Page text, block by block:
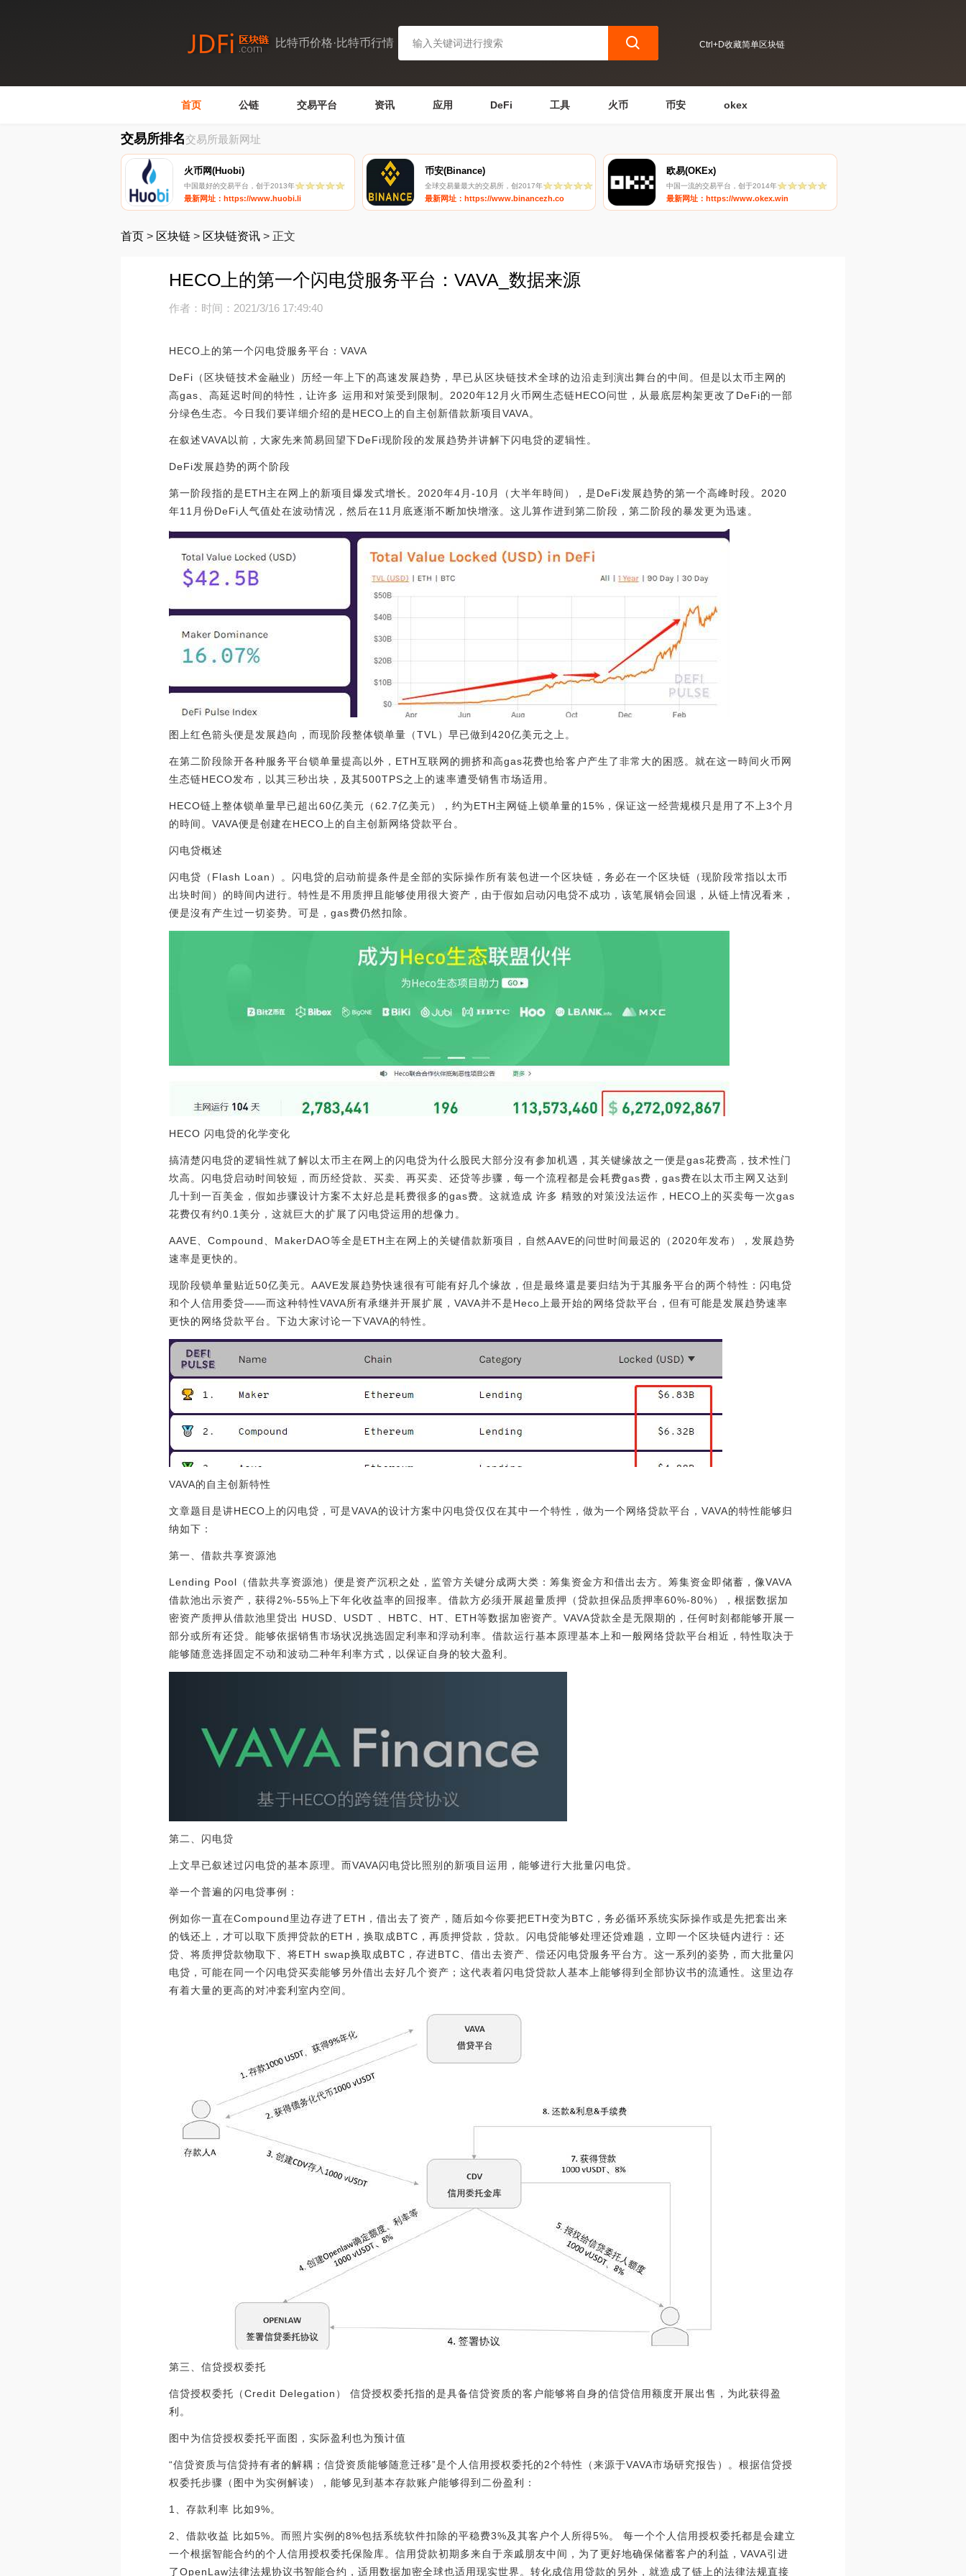
比特币价格·比特币行情 Ctrl+D收藏简单区块链
首页 公链 交易平台 资讯 应用 DeFi 工具 火币 币安 okex
交易所排名交易所最新网址
火币网(Huobi)
中国最好的交易平台，创于2013年
最新网址：https://www.huobi.li
币安(Binance)
全球交易量最大的交易所，创2017年
最新网址：https://www.binancezh.co
欧易(OKEx)
中国一流的交易平台，创于2014年
最新网址：https://www.okex.win
首页 > 区块链 > 区块链资讯 > 正文
HECO上的第一个闪电贷服务平台：VAVA_数据来源
作者： 时间：2021/3/16 17:49:40
HECO上的第一个闪电贷服务平台：VAVA
DeFi（区块链技术金融业）历经一年上下的髙速发展趋势，早已从区块链技术全球的边沿走到演出舞台的中间。但是以太币主网的
高gas、高延迟时间的特性，让许多 运用和对策受到限制。2020年12月火币网生态链HECO问世，从最底层构架更改了DeFi的一部
分绿色生态。今日我们要详细介绍的是HECO上的自主创新借款新项目VAVA。
在叙述VAVA以前，大家先来简易回望下DeFi现阶段的发展趋势并讲解下闪电贷的逻辑性。
DeFi发展趋势的两个阶段
第一阶段指的是ETH主在网上的新项目爆发式增长。2020年4月-10月（大半年時间），是DeFi发展趋势的第一个高峰时段。2020
年11月份DeFi人气值处在波动情况，然后在11月底逐渐不断加快增涨。这儿算作进到第二阶段，第二阶段的暴发更为迅速。
图上红色箭头便是发展趋向，而现阶段整体锁单量（TVL）早已做到420亿美元之上。
在第二阶段除开各种服务平台锁单量提高以外，ETH互联网的拥挤和高gas花费也给客户产生了非常大的困惑。就在这一時间火币网
生态链HECO发布，以其三秒出块，及其500TPS之上的速率遭受销售市场适用。
HECO链上整体锁单量早已超出60亿美元（62.7亿美元），约为ETH主网链上锁单量的15%，保证这一经营规模只是用了不上3个月
的時间。VAVA便是创建在HECO上的自主创新网络贷款平台。
闪电贷概述
闪电贷（Flash Loan）。闪电贷的启动前提条件是全部的实际操作所有装包进一个区块链，务必在一个区块链（现阶段常指以太币
出块时间）的時间内进行。特性是不用质押且能够使用很大资产，由于假如启动闪电贷不成功，该笔展销会回退，从链上情况看来，
便是沒有产生过一切姿势。可是，gas费仍然扣除。
HECO 闪电贷的化学变化
搞清楚闪电贷的逻辑性就了解以太币主在网上的闪电贷为什么股民大部分沒有参加机遇，其关键缘故之一便是gas花费高，技术性门
坎高。闪电贷启动时间较短，而历经贷款、买卖、再买卖、还贷等步骤，每一个流程都是会耗费gas费，gas费在以太币主网又达到
几十到一百美金，假如步骤设计方案不太好总是耗费很多的gas费。这就造成 许多 精致的对策没法运作，HECO上的买卖每一次gas
花费仅有约0.1美分，这就巨大的扩展了闪电贷运用的想像力。
AAVE、Compound、MakerDAO等全是ETH主在网上的关键借款新项目，自然AAVE的问世时间最迟的（2020年发布），发展趋势
速率是更快的。
现阶段锁单量贴近50亿美元。AAVE发展趋势快速很有可能有好几个缘故，但是最终還是要归结为于其服务平台的两个特性：闪电贷
和个人信用委贷——而这种特性VAVA所有承继并开展扩展，VAVA并不是Heco上最开始的网络贷款平台，但有可能是发展趋势速率
更快的网络贷款平台。下边大家讨论一下VAVA的特性。
VAVA的自主创新特性
文章题目是讲HECO上的闪电贷，可是VAVA的设计方案中闪电贷仅仅在其中一个特性，做为一个网络贷款平台，VAVA的特性能够归
纳如下：
第一、借款共享资源池
Lending Pool（借款共享资源池）便是资产沉积之处，监管方关键分成两大类：筹集资金方和借出去方。筹集资金即储蓄，像VAVA
借款池出示资产，获得2%-55%上下年化收益率的回报率。借款方必须开展超量质押（贷款担保品质押率60%-80%），根据数据加
密资产质押从借款池里贷出 HUSD、USDT 、HBTC、HT、ETH等数据加密资产。VAVA贷款全是无限期的，任何时刻都能够开展一
部分或所有还贷。能够依据销售市场状况挑选固定利率和浮动利率。借款运行基本原理基本上和一般网络贷款平台相近，特性取决于
能够随意选择固定不动和波动二种年利率方式，以保证自身的较大盈利。
第二、闪电贷
上文早已叙述过闪电贷的基本原理。而VAVA闪电贷比照别的新项目运用，能够进行大批量闪电贷。
举一个普遍的闪电贷事例：
例如你一直在Compound里边存进了ETH，借出去了资产，随后如今你要把ETH变为BTC，务必循环系统实际操作或是先把套出来
的钱还上，才可以取下质押贷款的ETH，换取成BTC，再质押贷款，贷款。闪电贷能够处理还贷难题，立即一个区块链内进行：还
贷、将质押贷款物取下、将ETH swap换取成BTC，存进BTC、借出去资产、偿还闪电贷服务平台方。这一系列的姿势，而大批量闪
电贷，可能在同一个闪电贷买卖能够另外借出去好几个资产；这代表着闪电贷贷款人基本上能够得到全部协议书的流通性。这里边存
有着大量的更高的对冲套利室内空间。
第三、信贷授权委托
信贷授权委托（Credit Delegation） 信贷授权委托指的是具备信贷资质的客户能够将自身的信贷信用额度开展出售，为此获得盈
利。
图中为信贷授权委托平面图，实际盈利也为预计值
“信贷资质与信贷持有者的解耦；信贷资质能够随意迁移”是个人信用授权委托的2个特性（来源于VAVA市场研究报告）。根据信贷授
权委托步骤（图中为实例解读），能够见到基本存款账户能够得到二份盈利：
1、存款利率 比如9%。
2、借款收益 比如5%。而照片实例的8%包括系统软件扣除的平稳费3%及其客户个人所得5%。 每一个个人信用授权委托都是会建立
一个根据智能合约的个人信用授权委托保险库。信用贷款初期多来自于亲戚朋友中间，为了更好地确保储蓄客户的利益，VAVA引进
了OpenLaw法律法规协议书智能合约，适用数据加密全球也适用现实世界。转化成信用贷款的另外，就造成了链上的法律法规直接